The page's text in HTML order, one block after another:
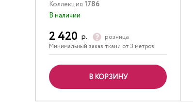
Коллекция:1786
В наличии
2 420 р. розница
Минимальный заказ ткани от 3 метров
В КОРЗИНУ